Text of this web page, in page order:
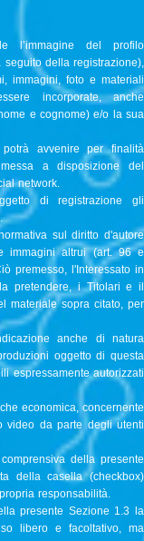
l’immagine del profilo
seguito della registrazione),
immagini, foto e materiali
incorporate, anche
e cognome) e/o la sua
avvenire per finalità
a disposizione del
network.
di registrazione gli
sul diritto d'autore
immagini altrui (art. 96 e
premesso, l'Interessato in
pretendere, i Titolari e il
materiale sopra citato, per
anche di natura
oggetto di questa
espressamente autorizzati
economica, concernente
video da parte degli utenti
della presente
della casella (checkbox)
responsabilità.
presente Sezione 1.3 la
libero e facoltativo, ma